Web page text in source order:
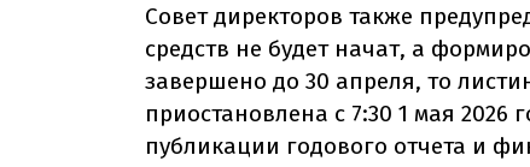
Совет директоров также
средств не будет начат, а
завершено до 30 апреля, то
приостановлена с 7:30 1 мая 2026
публикации годового отчета и